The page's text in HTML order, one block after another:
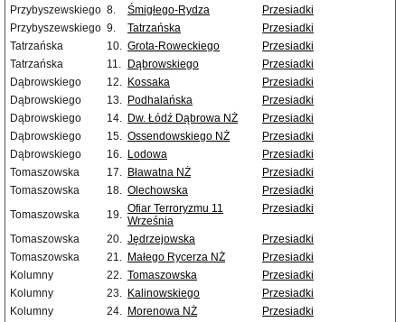
Przybyszewskiego 8. Śmigłego-Rydza
Przesiadki
Przybyszewskiego 9. Tatrzańska
Przesiadki
Tatrzańska
10. Grota-Roweckiego
Przesiadki
Tatrzańska
11. Dąbrowskiego
Przesiadki
Dąbrowskiego
12. Kossaka
Przesiadki
Dąbrowskiego
13. Podhalańska
Przesiadki
Dąbrowskiego
14. Dw. Łódź Dąbrowa NŻ
Przesiadki
Dąbrowskiego
15. Ossendowskiego NŻ
Przesiadki
Dąbrowskiego
16. Lodowa
Przesiadki
Tomaszowska
17. Bławatna NŻ
Przesiadki
Tomaszowska
18. Olechowska
Przesiadki
Tomaszowska
19. Ofiar Terroryzmu 11
Września
Przesiadki
Tomaszowska 20. Jędrzejowska
Przesiadki
Tomaszowska
21. Małego Rycerza NŻ
Przesiadki
Kolumny
22. Tomaszowska
Przesiadki
Kolumny
23. Kalinowskiego
Przesiadki
Kolumny
24. Morenowa NŻ Przesiadki